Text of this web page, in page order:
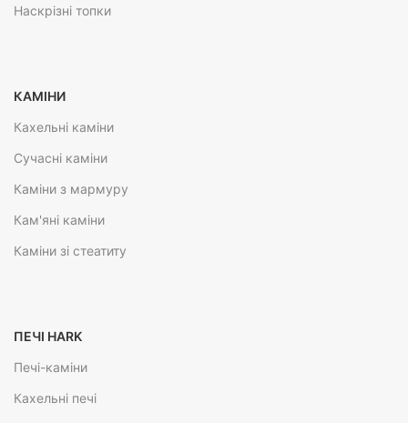
Наскрізні топки
КАМІНИ
Кахельні каміни
Сучасні каміни
Каміни з мармуру
Кам'яні каміни
Каміни зі стеатиту
ПЕЧІ HARK
Печі-каміни
Кахельні печі